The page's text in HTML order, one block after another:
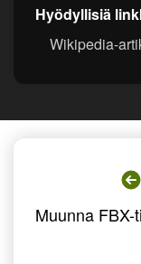
Hyödyllisiä
Wikipedia-
Muunna